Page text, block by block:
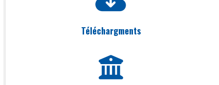
Téléchargments